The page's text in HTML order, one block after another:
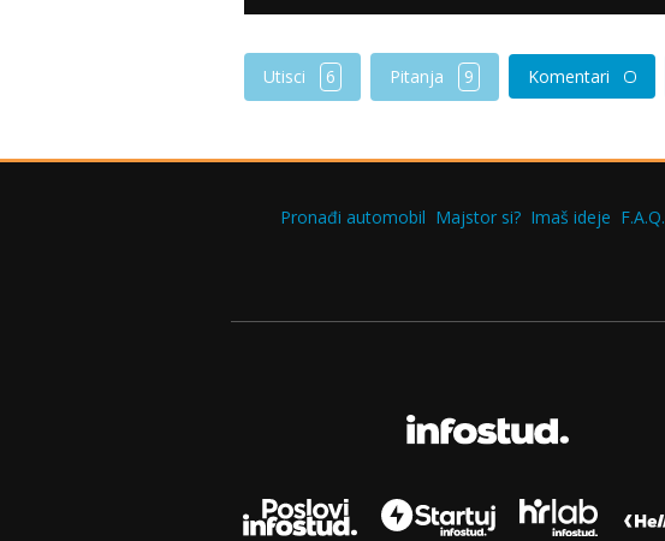
Utisci 6 Pitanja 9 Komentari
Pronađi automobil Majstor si? Imaš ideje F.A.Q.